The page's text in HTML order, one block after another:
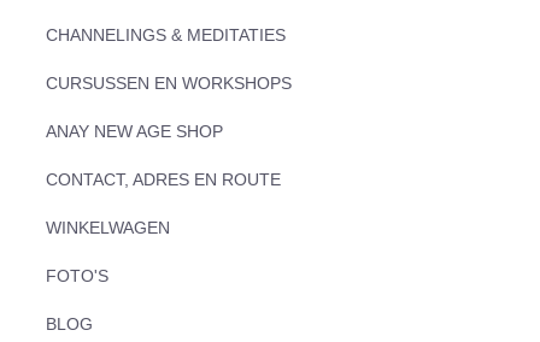
CHANNELINGS & MEDITATIES
CURSUSSEN EN WORKSHOPS
ANAY NEW AGE SHOP
CONTACT, ADRES EN ROUTE
WINKELWAGEN
FOTO'S
BLOG